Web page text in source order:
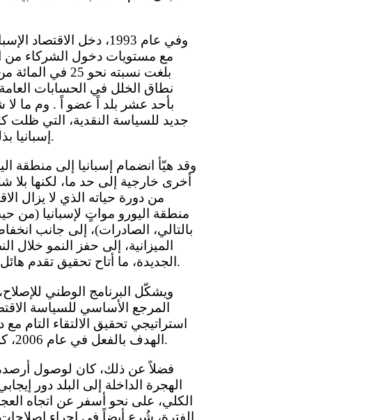
مع مستويات دخول الشركاء من
بلغت نسبته
بأحد عشر بلد اً عضو اً . وم ما لا
جديد للسياسة النقدية، التي
إسبانيا بذلك حكمه الذاتي المباشر على استراتيجيات السياسة النقدية ورسمها.
أخرى خارجية إلى حد ما، لكنها بلا
من دورة حياته الذي لا يزال
منطقة اليورو مواتٍ لإسبانيا (من
بالتالي، الصادرات)، إلى جانب
الميزانية، إلى حفز النمو
الجديدة، ما أتاح تحقيق تقدم هائل في عملية التقارب مع مستويات معيشة شركائنا من الاتحاد الأوروبي.
المرجع الأساسي للسياسة
الهدف بالفعل في عام 2006، كما تعكس البيانات الصادرة عن المكتب الإحصائي للجماعات الأوروبية.
الهجرة الداخلة إلى البلد دور
الكلي، على نحو أسفر عن اتجاه
الفترة، شُرع أيضاً في إجراء